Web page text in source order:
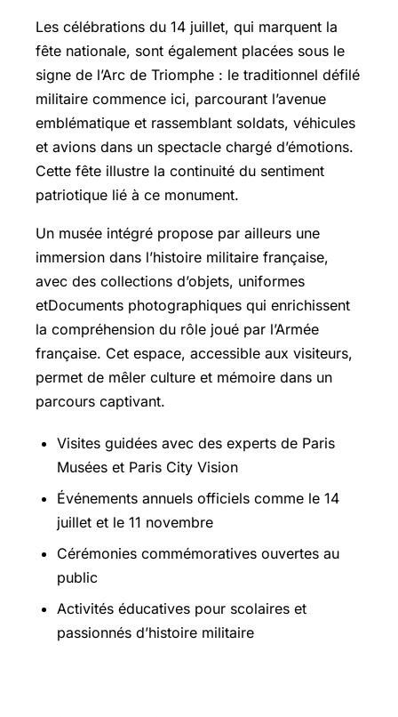
Les célébrations du 14 juillet, qui marquent la
fête nationale, sont également placées sous le
signe de l’Arc de Triomphe : le traditionnel défilé
militaire commence ici, parcourant l’avenue
emblématique et rassemblant soldats, véhicules
et avions dans un spectacle chargé d’émotions.
Cette fête illustre la continuité du sentiment
patriotique lié à ce monument.
Un musée intégré propose par ailleurs une
immersion dans l’histoire militaire française,
avec des collections d’objets, uniformes
etDocuments photographiques qui enrichissent
la compréhension du rôle joué par l’Armée
française. Cet espace, accessible aux visiteurs,
permet de mêler culture et mémoire dans un
parcours captivant.
Visites guidées avec des experts de Paris
Musées et Paris City Vision
Événements annuels officiels comme le 14
juillet et le 11 novembre
Cérémonies commémoratives ouvertes au
public
Activités éducatives pour scolaires et
passionnés d’histoire militaire